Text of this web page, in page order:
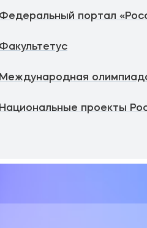
Федеральный портал
Факультетус
Международная
Национальные проекты